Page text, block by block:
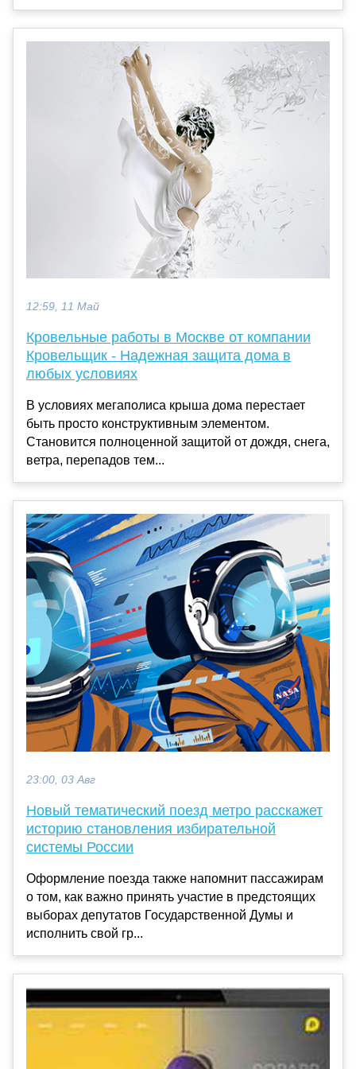
12:59, 11 Май
Кровельные работы в Москве от компании
Кровельщик - Надежная защита дома в
любых условиях
В условиях мегаполиса крыша дома перестает
быть просто конструктивным элементом.
Становится полноценной защитой от дождя, снега,
ветра, перепадов тем...
23:00, 03 Авг
Новый тематический поезд метро расскажет
историю становления избирательной
системы России
Оформление поезда также напомнит пассажирам
о том, как важно принять участие в предстоящих
выборах депутатов Государственной Думы и
исполнить свой гр...